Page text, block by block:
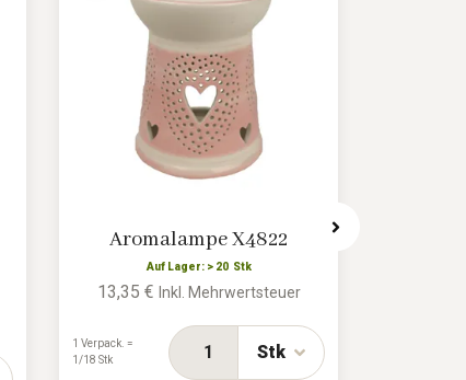
Aromalampe X4822
Auf Lager: > 20 Stk
13,35 € Inkl. Mehrwertsteuer
Stk
1 Verpack. =
1/18 Stk